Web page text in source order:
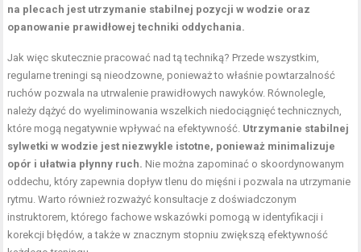
na plecach jest utrzymanie stabilnej pozycji w wodzie oraz
opanowanie prawidłowej techniki oddychania.
Jak więc skutecznie pracować nad tą techniką? Przede wszystkim,
regularne treningi są nieodzowne, ponieważ to właśnie powtarzalność
ruchów pozwala na utrwalenie prawidłowych nawyków. Równolegle,
należy dążyć do wyeliminowania wszelkich niedociągnięć technicznych,
które mogą negatywnie wpływać na efektywność. Utrzymanie stabilnej
sylwetki w wodzie jest niezwykle istotne, ponieważ minimalizuje
opór i ułatwia płynny ruch. Nie można zapominać o skoordynowanym
oddechu, który zapewnia dopływ tlenu do mięśni i pozwala na utrzymanie
rytmu. Warto również rozważyć konsultacje z doświadczonym
instruktorem, którego fachowe wskazówki pomogą w identyfikacji i
korekcji błędów, a także w znacznym stopniu zwiększą efektywność